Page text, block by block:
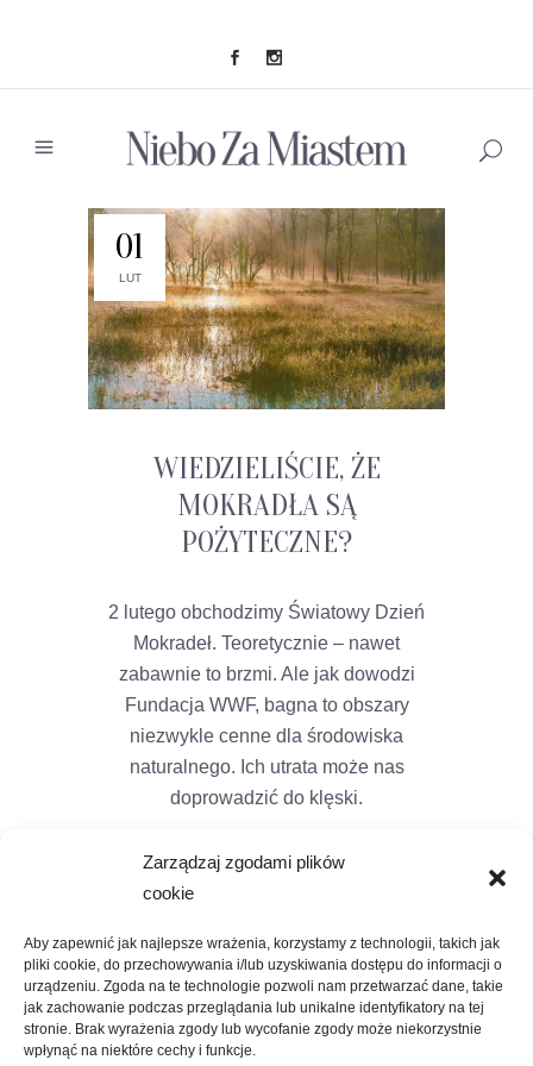
Zarządzaj zgodami plików
cookie
Aby zapewnić jak najlepsze wrażenia, korzystamy z technologii, takich jak
pliki cookie, do przechowywania i/lub uzyskiwania dostępu do informacji o
urządzeniu. Zgoda na te technologie pozwoli nam przetwarzać dane, takie
jak zachowanie podczas przeglądania lub unikalne identyfikatory na tej
stronie. Brak wyrażenia zgody lub wycofanie zgody może niekorzystnie
wpłynąć na niektóre cechy i funkcje.
01
LUT
WIEDZIELIŚCIE, ŻE
MOKRADŁA SĄ
POŻYTECZNE?
2 lutego obchodzimy Światowy Dzień
Mokradeł. Teoretycznie – nawet
zabawnie to brzmi. Ale jak dowodzi
Fundacja WWF, bagna to obszary
niezwykle cenne dla środowiska
naturalnego. Ich utrata może nas
doprowadzić do klęski.